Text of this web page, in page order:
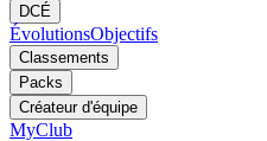
DCÉ
ÉvolutionsObjectifs
Classements
Packs
Créateur d'équipe
MyClub